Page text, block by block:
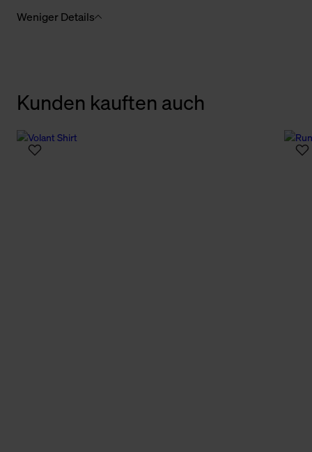
Weniger Details
Kunden kauften auch